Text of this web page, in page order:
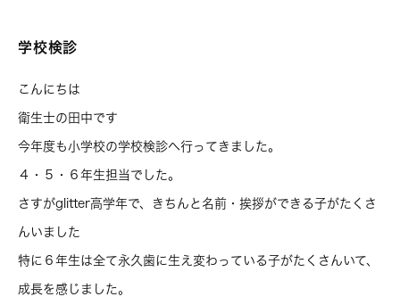
学校検診
こんにちは
衛生士の田中です
今年度も小学校の学校検診へ行ってきました。
４・５・６年生担当でした。
さすがglitter高学年で、きちんと名前・挨拶ができる子がたくさ
んいました
特に６年生は全て永久歯に生え変わっている子がたくさんいて、
成長を感じました。